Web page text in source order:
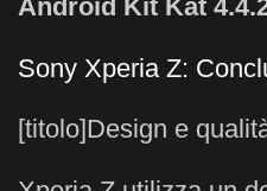
Android Kit Kat
Sony Xperia Z:
[titolo]Design e